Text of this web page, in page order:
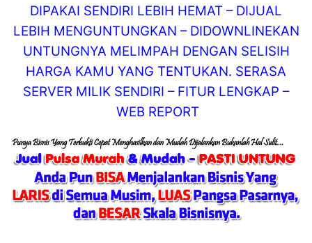
DIPAKAI SENDIRI LEBIH HEMAT – DIJUAL
LEBIH MENGUNTUNGKAN – DIDOWNLINEKAN
UNTUNGNYA MELIMPAH DENGAN SELISIH
HARGA KAMU YANG TENTUKAN. SERASA
SERVER MILIK SENDIRI – FITUR LENGKAP –
WEB REPORT